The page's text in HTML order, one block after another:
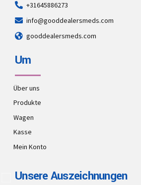
+31645886273
info@gooddealersmeds.com
gooddealersmeds.com
Um
Über uns
Produkte
Wagen
Kasse
Mein Konto
Unsere Auszeichnungen